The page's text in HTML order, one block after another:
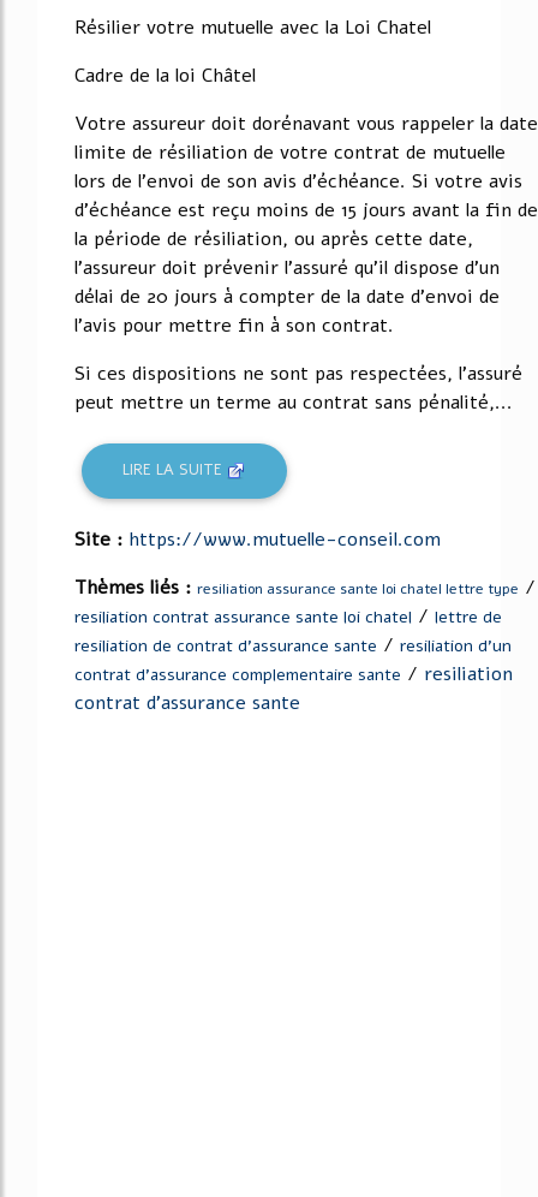
Résilier votre mutuelle avec la Loi Chatel
Cadre de la loi Châtel
Votre assureur doit dorénavant vous rappeler la date
limite de résiliation de votre contrat de mutuelle
lors de l'envoi de son avis d'échéance. Si votre avis
d'échéance est reçu moins de 15 jours avant la fin de
la période de résiliation, ou après cette date,
l'assureur doit prévenir l'assuré qu'il dispose d'un
délai de 20 jours à compter de la date d'envoi de
l'avis pour mettre fin à son contrat.
Si ces dispositions ne sont pas respectées, l'assuré
peut mettre un terme au contrat sans pénalité,...
LIRE LA SUITE
Site : https://www.mutuelle-conseil.com
Thèmes liés : resiliation assurance sante loi chatel lettre type /
resiliation contrat assurance sante loi chatel / lettre de
resiliation de contrat d'assurance sante / resiliation d'un
contrat d'assurance complementaire sante / resiliation
contrat d'assurance sante